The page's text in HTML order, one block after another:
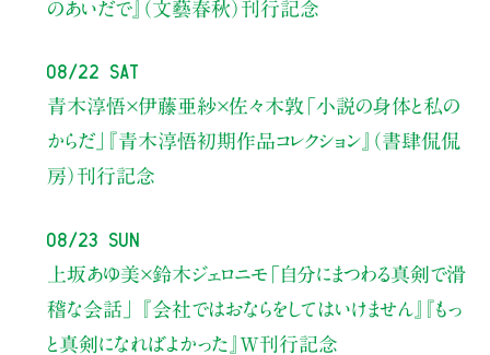
のあいだで』（文藝春秋）刊行記念
08/22 Sat
青木淳悟×伊藤亜紗×佐々木敦 「小説の身体と私の
からだ」
『青木淳悟初期作品コレクション』（書肆侃侃
房）刊行記念
08/23 Sun
上坂あゆ美×鈴木ジェロニモ 「自分にまつわる真剣で滑
稽な会話」
『会社ではおならをしてはいけません』『もっ
と真剣になればよかった』W刊行記念